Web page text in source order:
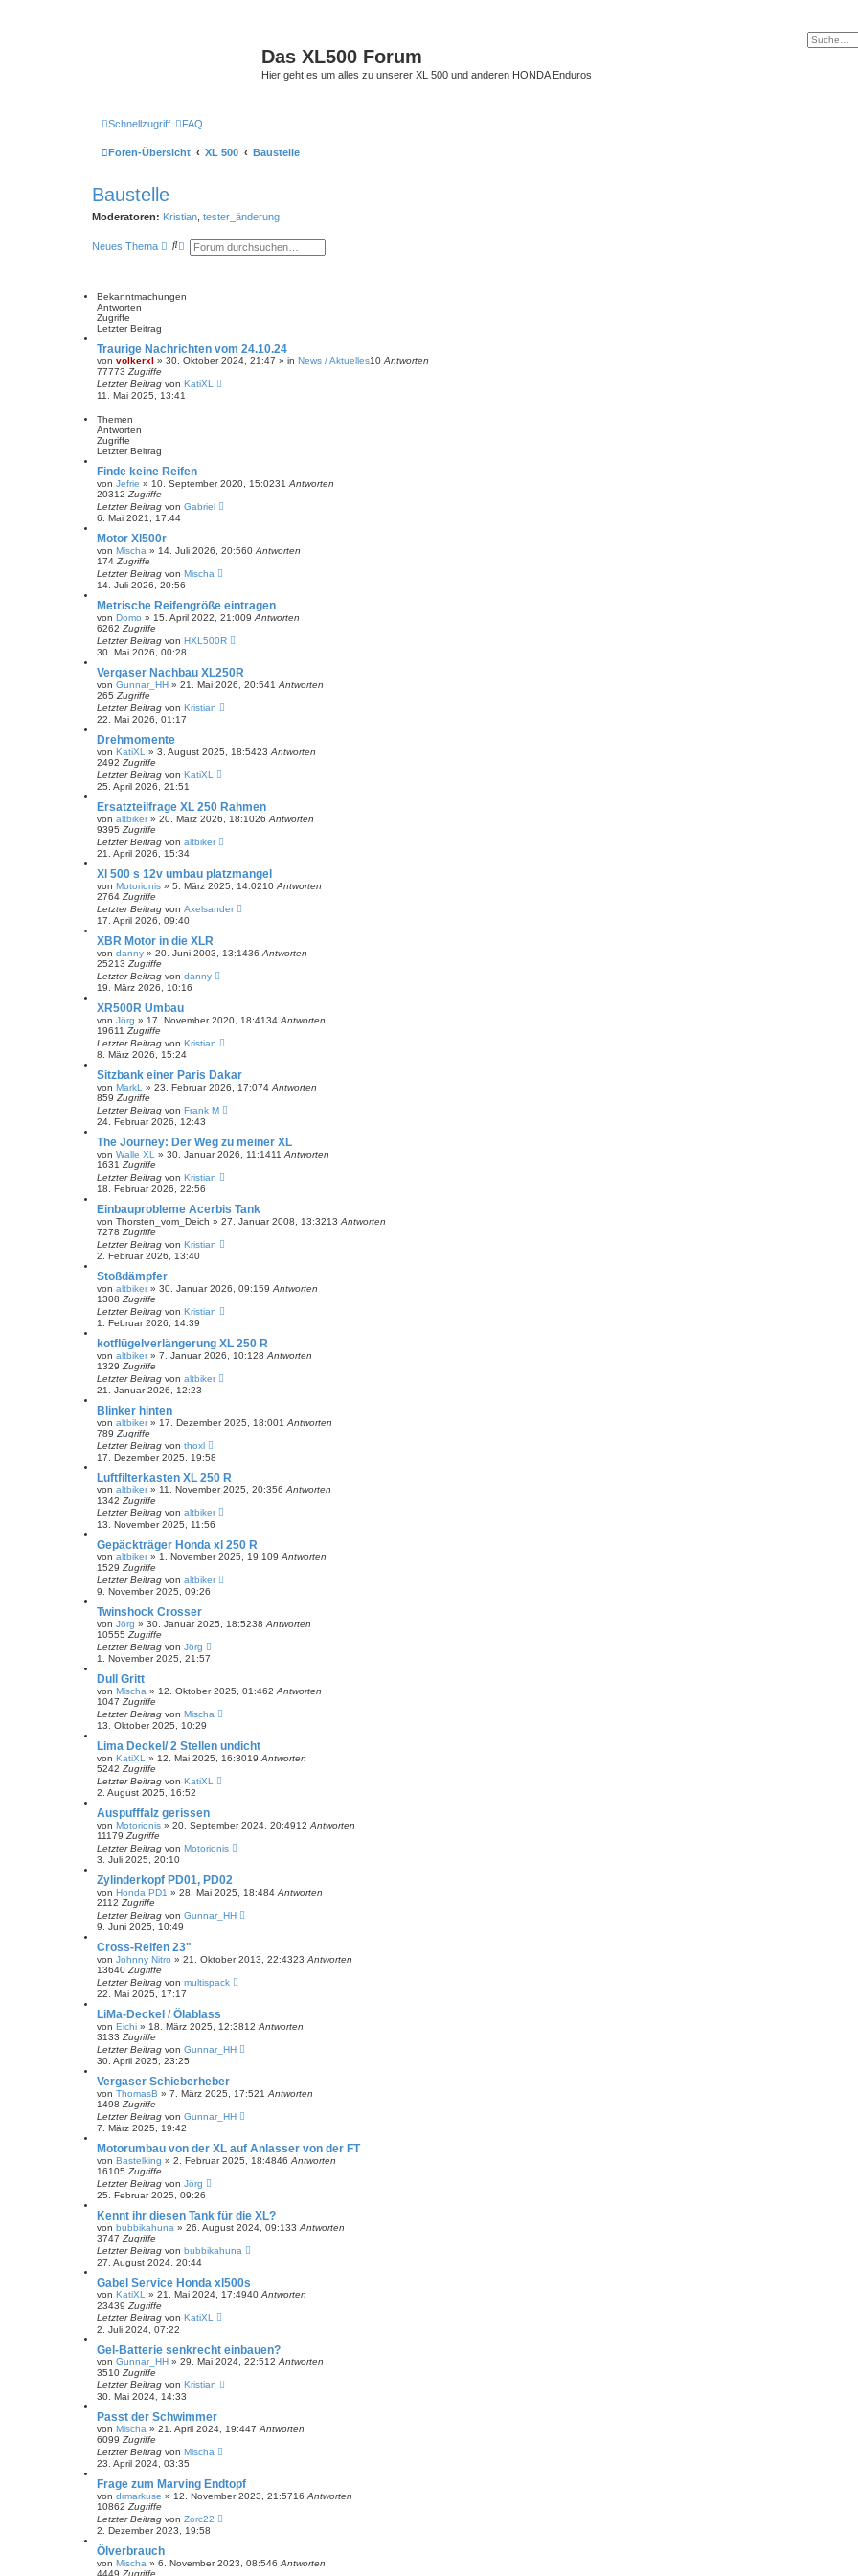
Das XL500 Forum
Hier geht es um alles zu unserer XL 500 und anderen HONDA Enduros
Schnellzugriff FAQ
Foren-Übersicht XL 500 Baustelle
Baustelle
Moderatoren: Kristian tester_änderung
Neues Thema
S E
t
e
S
c
Bekanntmachungen
Antworten
Zugriffe
Letzter Beitrag
Traurige Nachrichten vom 24.10.24
von volkerxl » 30. Oktober 2024, 21:47 » in News / Aktuelles10 Antworten
77773 Zugriffe
Letzter Beitrag von KatiXL
11. Mai 2025, 13:41
Themen
Antworten
Zugriffe
Letzter Beitrag
Finde keine Reifen
von Jefrie » 10. September 2020, 15:0231 Antworten
20312 Zugriffe
Letzter Beitrag von Gabriel
6. Mai 2021, 17:44
Motor Xl500r
von Mischa » 14. Juli 2026, 20:560 Antworten
174 Zugriffe
Letzter Beitrag von Mischa
14. Juli 2026, 20:56
Metrische Reifengröße eintragen
von Domo » 15. April 2022, 21:009 Antworten
6262 Zugriffe
Letzter Beitrag von HXL500R
30. Mai 2026, 00:28
Vergaser Nachbau XL250R
von Gunnar_HH » 21. Mai 2026, 20:541 Antworten
265 Zugriffe
Letzter Beitrag von Kristian
22. Mai 2026, 01:17
Drehmomente
von KatiXL » 3. August 2025, 18:5423 Antworten
2492 Zugriffe
Letzter Beitrag von KatiXL
25. April 2026, 21:51
Ersatzteilfrage XL 250 Rahmen
von altbiker» 20. März 2026, 18:1026 Antworten
9395 Zugriffe
Letzter Beitrag von altbiker
21. April 2026, 15:34
Xl 500 s 12v umbau platzmangel
von Motorionis » 5. März 2025, 14:0210 Antworten
2764 Zugriffe
Letzter Beitrag von Axelsander
17. April 2026, 09:40
XBR Motor in die XLR
von danny » 20. Juni 2003, 13:1436 Antworten
25213 Zugriffe
Letzter Beitrag von danny
19. März 2026, 10:16
XR500R Umbau
von Jörg » 17. November 2020, 18:4134 Antworten
19611 Zugriffe
Letzter Beitrag von Kristian
8. März 2026, 15:24
Sitzbank einer Paris Dakar
von MarkL » 23. Februar 2026, 17:074 Antworten
859 Zugriffe
Letzter Beitrag von Frank M
24. Februar 2026, 12:43
The Journey: Der Weg zu meiner XL
von Walle XL » 30. Januar 2026, 11:1411 Antworten
1631 Zugriffe
Letzter Beitrag von Kristian
18. Februar 2026, 22:56
Einbauprobleme Acerbis Tank
von Thorsten_vom_Deich » 27. Januar 2008, 13:3213 Antworten
7278 Zugriffe
Letzter Beitrag von Kristian
2. Februar 2026, 13:40
Stoßdämpfer
von altbiker» 30. Januar 2026, 09:159 Antworten
1308 Zugriffe
Letzter Beitrag von Kristian
1. Februar 2026, 14:39
kotflügelverlängerung XL 250 R
von altbiker» 7. Januar 2026, 10:128 Antworten
1329 Zugriffe
Letzter Beitrag von altbiker
21. Januar 2026, 12:23
Blinker hinten
von altbiker» 17. Dezember 2025, 18:001 Antworten
789 Zugriffe
Letzter Beitrag von thoxl
17. Dezember 2025, 19:58
Luftfilterkasten XL 250 R
von altbiker» 11. November 2025, 20:356 Antworten
1342 Zugriffe
Letzter Beitrag von altbiker
13. November 2025, 11:56
Gepäckträger Honda xl 250 R
von altbiker» 1. November 2025, 19:109 Antworten
1529 Zugriffe
Letzter Beitrag von altbiker
9. November 2025, 09:26
Twinshock Crosser
von Jörg » 30. Januar 2025, 18:5238 Antworten
10555 Zugriffe
Letzter Beitrag von Jörg
1. November 2025, 21:57
Dull Gritt
von Mischa » 12. Oktober 2025, 01:462 Antworten
1047 Zugriffe
Letzter Beitrag von Mischa
13. Oktober 2025, 10:29
Lima Deckel/ 2 Stellen undicht
von KatiXL » 12. Mai 2025, 16:3019 Antworten
5242 Zugriffe
Letzter Beitrag von KatiXL
2. August 2025, 16:52
Auspufffalz gerissen
von Motorionis » 20. September 2024, 20:4912 Antworten
11179 Zugriffe
Letzter Beitrag von Motorionis
3. Juli 2025, 20:10
Zylinderkopf PD01, PD02
von Honda PD1 » 28. Mai 2025, 18:484 Antworten
2112 Zugriffe
Letzter Beitrag von Gunnar_HH
9. Juni 2025, 10:49
Cross-Reifen 23"
von Johnny Nitro » 21. Oktober 2013, 22:4323 Antworten
13640 Zugriffe
Letzter Beitrag von multispack
22. Mai 2025, 17:17
LiMa-Deckel / Ölablass
von Eichi » 18. März 2025, 12:3812 Antworten
3133 Zugriffe
Letzter Beitrag von Gunnar_HH
30. April 2025, 23:25
Vergaser Schieberheber
von ThomasB » 7. März 2025, 17:521 Antworten
1498 Zugriffe
Letzter Beitrag von Gunnar_HH
7. März 2025, 19:42
Motorumbau von der XL auf Anlasser von der FT
von Bastelking » 2. Februar 2025, 18:4846 Antworten
16105 Zugriffe
Letzter Beitrag von Jörg
25. Februar 2025, 09:26
Kennt ihr diesen Tank für die XL?
von bubbikahuna » 26. August 2024, 09:133 Antworten
3747 Zugriffe
Letzter Beitrag von bubbikahuna
27. August 2024, 20:44
Gabel Service Honda xl500s
von KatiXL » 21. Mai 2024, 17:4940 Antworten
23439 Zugriffe
Letzter Beitrag von KatiXL
2. Juli 2024, 07:22
Gel-Batterie senkrecht einbauen?
von Gunnar_HH » 29. Mai 2024, 22:512 Antworten
3510 Zugriffe
Letzter Beitrag von Kristian
30. Mai 2024, 14:33
Passt der Schwimmer
von Mischa » 21. April 2024, 19:447 Antworten
6099 Zugriffe
Letzter Beitrag von Mischa
23. April 2024, 03:35
Frage zum Marving Endtopf
von drmarkuse » 12. November 2023, 21:5716 Antworten
10862 Zugriffe
Letzter Beitrag von Zorc22
2. Dezember 2023, 19:58
Ölverbrauch
von Mischa » 6. November 2023, 08:546 Antworten
4449 Zugriffe